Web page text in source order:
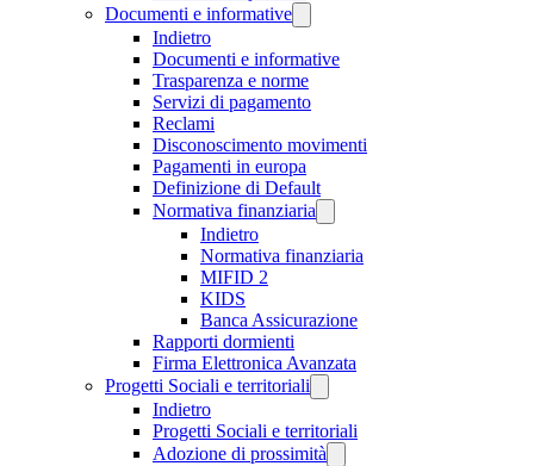
Documenti e informative
Indietro
Documenti e informative
Trasparenza e norme
Servizi di pagamento
Reclami
Disconoscimento movimenti
Pagamenti in europa
Definizione di Default
Normativa finanziaria
Indietro
Normativa finanziaria
MIFID 2
KIDS
Banca Assicurazione
Rapporti dormienti
Firma Elettronica Avanzata
Progetti Sociali e territoriali
Indietro
Progetti Sociali e territoriali
Adozione di prossimità